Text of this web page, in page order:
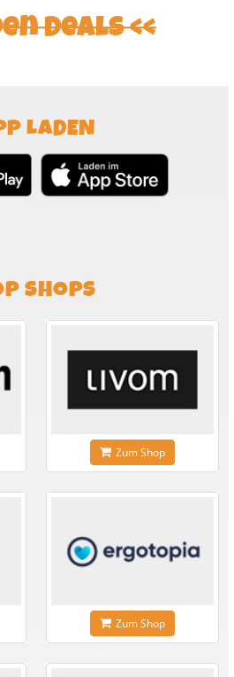
Deals
LADEN
SHOPS
Zum Shop
Zum Shop